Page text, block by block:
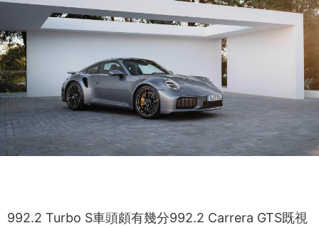
992.2 Turbo S車頭頗有幾分992.2 Carrera GTS既視